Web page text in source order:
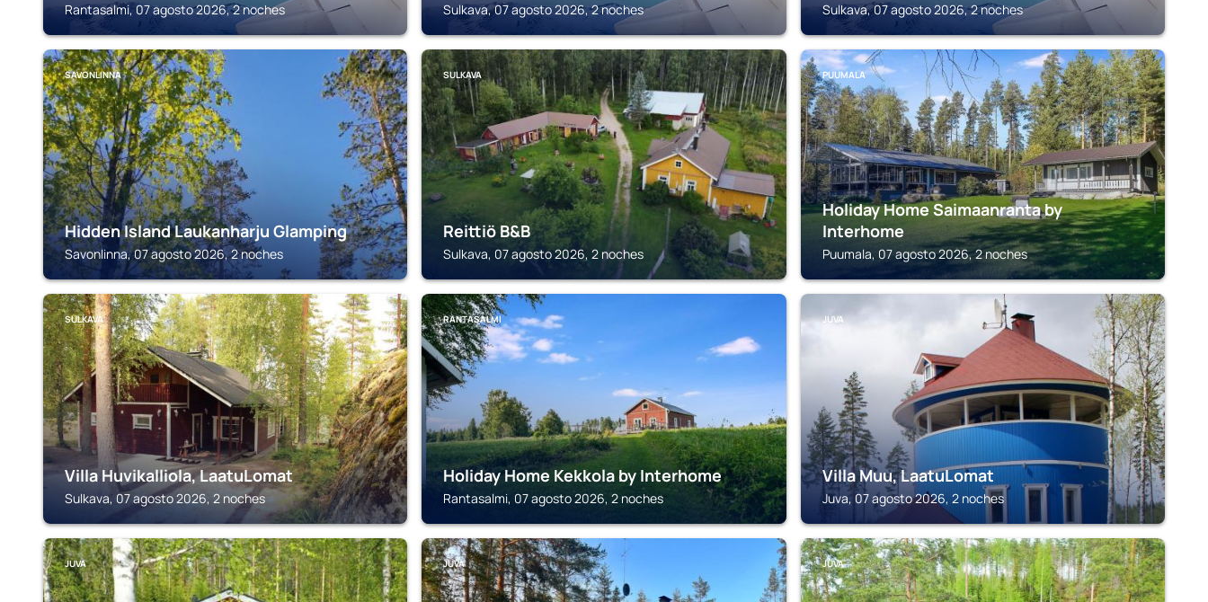
Rantasalmi, 07 agosto 2026, 2 noches Sulkava, 07 agosto 2026, 2 noches Sulkava, 07 agosto 2026, 2 noches
SAVONLINNA
Hidden Island Laukanharju Glamping
Savonlinna, 07 agosto 2026, 2 noches
SULKAVA
Reittiö B&B
Sulkava, 07 agosto 2026, 2 noches
PUUMALA
Holiday Home Saimaanranta by
Interhome
Puumala, 07 agosto 2026, 2 noches
SULKAVA
Villa Huvikalliola, LaatuLomat
Sulkava, 07 agosto 2026, 2 noches
RANTASALMI
Holiday Home Kekkola by Interhome
Rantasalmi, 07 agosto 2026, 2 noches
JUVA
Villa Muu, LaatuLomat
Juva, 07 agosto 2026, 2 noches
JUVA JUVA JUVA